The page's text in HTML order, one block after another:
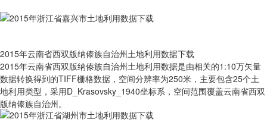
2015年云南省西双版纳傣族自治州土地利用数据下载
2015年云南省西双版纳傣族自治州土地利用数据是由相关的1:10万矢量
数据转换得到的TIFF栅格数据，空间分辨率为250米，主要包含25个土
地利用类型，采用D_Krasovsky_1940坐标系，空间范围覆盖云南省西双
版纳傣族自治州。